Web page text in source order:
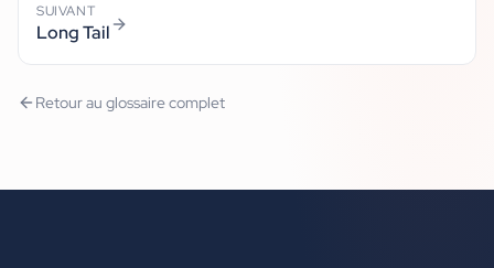
SUIVANT
Long Tail
Retour au glossaire complet